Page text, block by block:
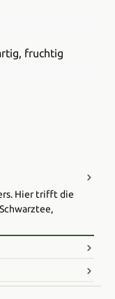
, fruchtig
Hier trifft die